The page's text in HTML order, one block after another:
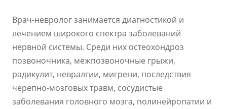
Врач-невролог занимается диагностикой и
лечением широкого спектра заболеваний
нервной системы. Среди них остеохондроз
позвоночника, межпозвоночные грыжи,
радикулит, невралгии, мигрени, последствия
черепно-мозговых травм, сосудистые
заболевания головного мозга, полинейропатии и